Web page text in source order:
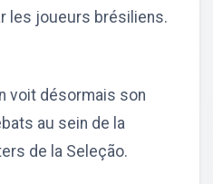
les joueurs brésiliens.
voit désormais son
au sein de la
de la Seleção.